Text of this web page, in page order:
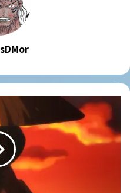
וואן
פרק
971